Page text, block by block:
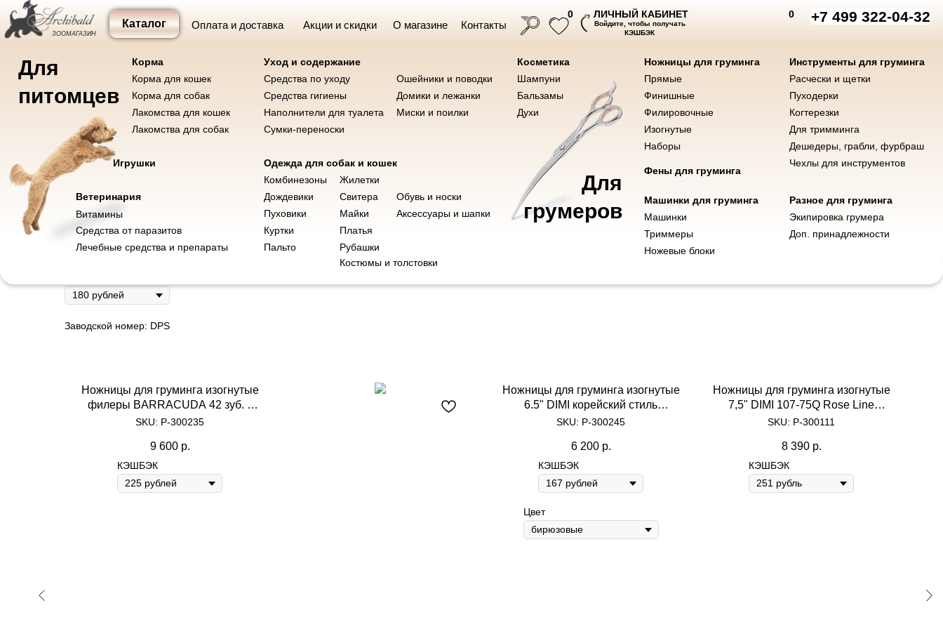
ЗООМАГАЗИН
+7 499 322-04-32
0
Каталог О магазине
Оплата и доставка Акции и скидки Контакты
0 ЛИЧНЫЙ КАБИНЕТ
Войдите, чтобы получать
КЭШБЭК
Корма и лакомства Уход и содержание Игрушки Косметика Ножницы для груминга Инструменты для груминга Машинки и ножи Фены Разное для груминга
Одежда для собак и кошек
Комбинезоны
Пуховики
Дождевики
Куртки
Пальто
Платья
Костюмы и толстовки
Свитера
Майки
Игрушки
Ошейники и поводки
Домики и лежанки
Сумки-переноски
Косметика
Ножницы для груминга
Прямые
Финишные
Филировочные
Изогнутые
Наборы
Машинки
Триммеры
Ножевые блоки
Расчески и щетки
Для тримминга
Когтерезки
Пуходерки
Чехлы для инструментов
Экипировка грумера
Доп. принадлежности
Аксессуары и шапки
Инструменты для груминга
Фены для груминга
Дешедеры, грабли, фурбраш
Рубашки
Для
питомцев
Для
грумеров
Обувь и носки
Жилетки
Миски и поилки
Корма
Корма для кошек
Корма для собак
Лакомства для кошек
Лакомства для собак
Уход и содержание
Наполнители для туалета
Средства по уходу
Средства гигиены
Шампуни
Духи
Бальзамы
Ветеринария
Витамины
Лечебные средства и препараты
Средства от паразитов
Машинки для груминга Разное для груминга
Корма для собак
Корма для кошек
Лакомства для собакНожницы для груминга изогнутые DIMI DPS 7C
6 000 р.
Заводской номер: DPS
Ножницы для груминга изогнутые
филеры BARRACUDA 42 зуб. с
оранжевыми кольцами с одним
SKU: P-300235
9 600 р.
КЭШБЭК
Ножницы для груминга изогнутые
6.5" DIMI корейский стиль
разноцветные 2 упора
SKU: Р-300245
6 200 р.
КЭШБЭК
Цвет
Ножницы для груминга изогнутые
7,5" DIMI 107-75Q Rose Line
Flamingo
SKU: Р-300111
8 390 р.
КЭШБЭК